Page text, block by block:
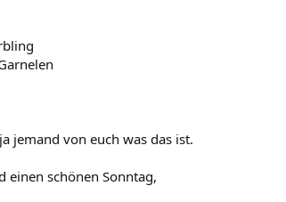
jemand von euch was das ist.
einen schönen Sonntag,